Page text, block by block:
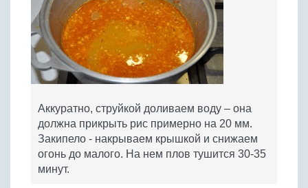
Аккуратно, струйкой доливаем воду – она
должна прикрыть рис примерно на 20 мм.
Закипело - накрываем крышкой и снижаем
огонь до малого. На нем плов тушится 30-35
минут.